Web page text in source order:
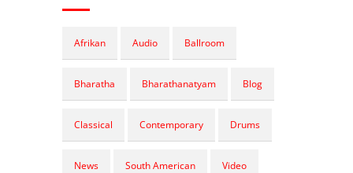
Afrikan Audio Ballroom
Bharatha Bharathanatyam Blog
Classical Contemporary Drums
News South American Video